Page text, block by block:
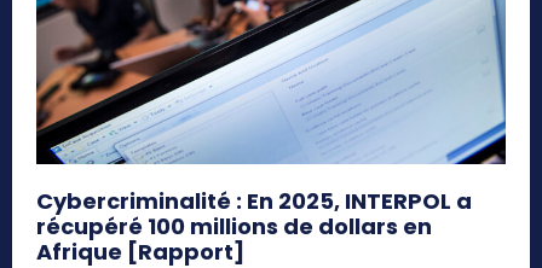
Cybercriminalité : En 2025, INTERPOL a
récupéré 100 millions de dollars en
Afrique [Rapport]